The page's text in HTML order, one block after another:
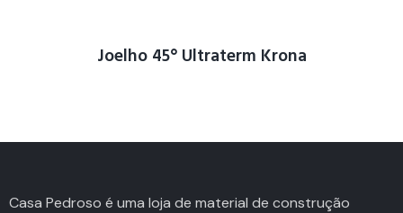
Joelho 45° Ultraterm Krona
Casa Pedroso é uma loja de material de construção